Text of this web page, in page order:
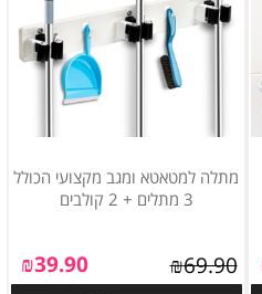
מתלה למטאטא ומגב מקצועי הכולל
3 מתלים + 2 קולבים
₪69.90
₪39.90